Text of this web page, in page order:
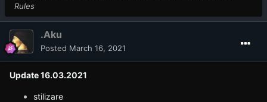
Rules
.Aku
Posted March 16, 2021
Update 16.03.2021
stilizare